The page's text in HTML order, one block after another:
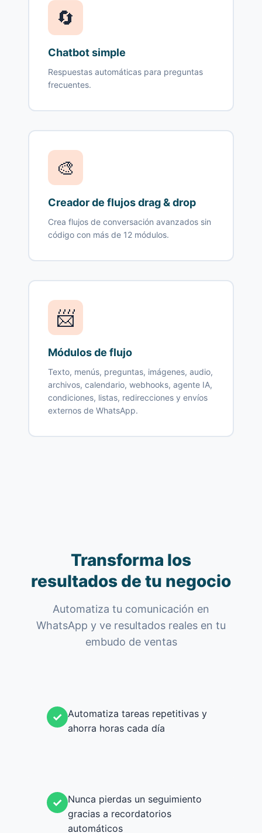
🔄
Chatbot simple
Respuestas automáticas para preguntas
frecuentes.
🎨
Creador de flujos drag & drop
Crea flujos de conversación avanzados sin
código con más de 12 módulos.
📨
Módulos de flujo
Texto, menús, preguntas, imágenes, audio,
archivos, calendario, webhooks, agente IA,
condiciones, listas, redirecciones y envíos
externos de WhatsApp.
Transforma los
resultados de tu negocio
Automatiza tu comunicación en
WhatsApp y ve resultados reales en tu
embudo de ventas
✓ Automatiza tareas repetitivas y
ahorra horas cada día
✓ Nunca pierdas un seguimiento
gracias a recordatorios
automáticos